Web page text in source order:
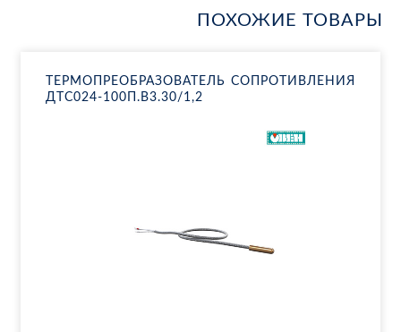
ПОХОЖИЕ ТОВАРЫ
ТЕР­МО­ПРЕ­ОБ­РА­ЗО­ВА­ТЕЛЬ СО­ПРО­ТИВ­ЛЕ­НИЯ
ДТ­С024-100П.В3.30/1,2